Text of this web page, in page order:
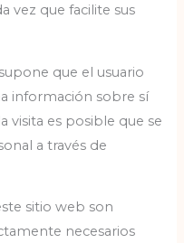
vez que facilite sus
que el usuario
información sobre sí
visita es posible que se
a través de
sitio web son
necesarios